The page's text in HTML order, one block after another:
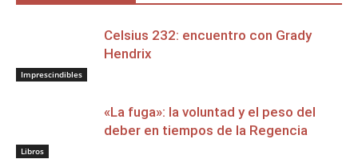
Imprescindibles
Celsius 232: encuentro con Grady
Hendrix
Libros
«La fuga»: la voluntad y el peso del
deber en tiempos de la Regencia